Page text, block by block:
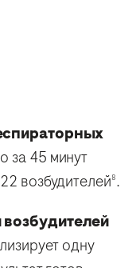
за 45 минут
возбудителей8.
одну